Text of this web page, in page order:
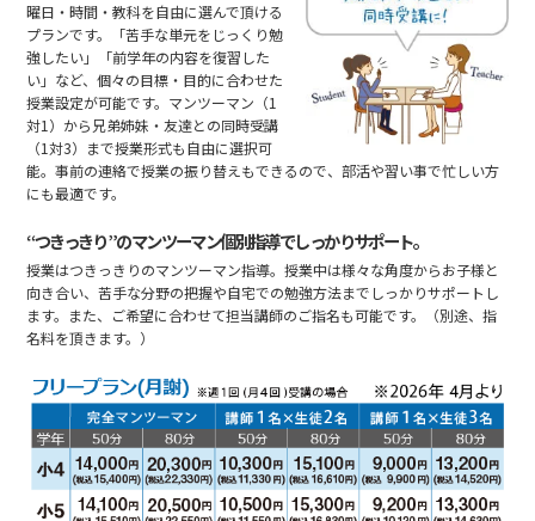
曜日・時間・教科を自由に選んで頂ける
プランです。「苦手な単元をじっくり勉
強したい」「前学年の内容を復習した
い」など、個々の目標・目的に合わせた
授業設定が可能です。マンツーマン（1
対1）から兄弟姉妹・友達との同時受講
（1対3）まで授業形式も自由に選択可
能。事前の連絡で授業の振り替えもできるので、部活や習い事で忙しい方
にも最適です。
“つきっきり”のマンツーマン個別指導でしっかりサポート。
授業はつきっきりのマンツーマン指導。授業中は様々な角度からお子様と
向き合い、苦手な分野の把握や自宅での勉強方法までしっかりサポートし
ます。また、ご希望に合わせて担当講師のご指名も可能です。（別途、指
名料を頂きます。）